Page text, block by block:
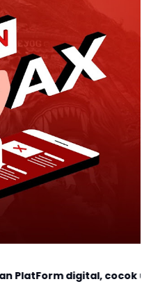
cocok untuk anda